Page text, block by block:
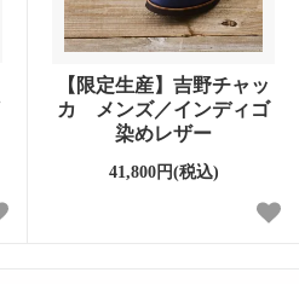
【限定生産】吉野チャッ
カ メンズ／インディゴ
染めレザー
41,800円(税込)